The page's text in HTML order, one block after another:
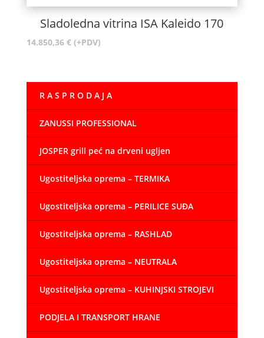
Sladoledna vitrina ISA Kaleido 170
14.850,36 € (+PDV)
R A S P R O D A J A
ZANUSSI PROFESSIONAL
JOSPER grill peć na drveni ugljen
Ugostiteljska oprema – TERMIKA
Ugostiteljska oprema – PERILICE SUĐA
Ugostiteljska oprema – RASHLAD
Ugostiteljska oprema – NEUTRALA
Ugostiteljska oprema – KUHINJSKI STROJEVI
PODJELA I TRANSPORT HRANE